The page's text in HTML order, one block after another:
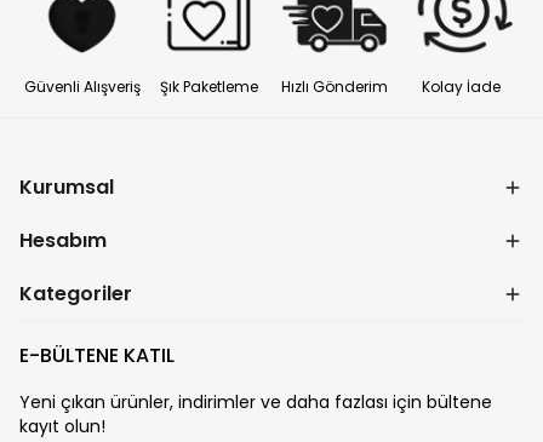
Güvenli Alışveriş Şık Paketleme Hızlı Gönderim Kolay İade
Kurumsal
Hesabım
Kategoriler
E-BÜLTENE KATIL
Yeni çıkan ürünler, indirimler ve daha fazlası için bültene
kayıt olun!